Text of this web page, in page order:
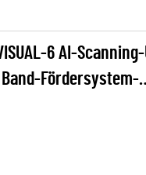
6 AI-
Band-Fördersystem-